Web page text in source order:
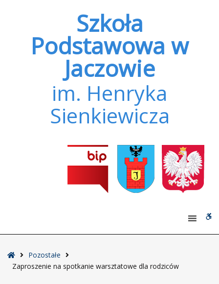
Szkoła
Podstawowa w
Jaczowie
im. Henryka
Sienkiewicza
Strona
główna
Pozostałe
Zaproszenie na spotkanie warsztatowe dla rodziców